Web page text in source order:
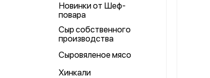
Новинки от Шеф-
повара
Сыр собственного
производства
Сыровяленое мясо
Хинкали